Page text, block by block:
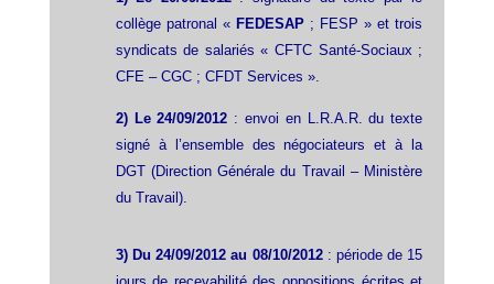
collège patronal « FEDESAP ; FESP » et trois
syndicats de salariés « CFTC Santé-Sociaux ;
CFE – CGC ; CFDT Services ».
2) Le 24/09/2012 : envoi en L.R.A.R. du texte
signé à l’ensemble des négociateurs et à la
DGT (Direction Générale du Travail – Ministère
du Travail).
3) Du 24/09/2012 au 08/10/2012: période de 15